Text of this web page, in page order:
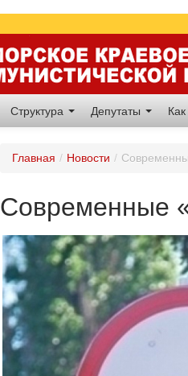
Структура Депутаты
Главная / Новости /
Современные